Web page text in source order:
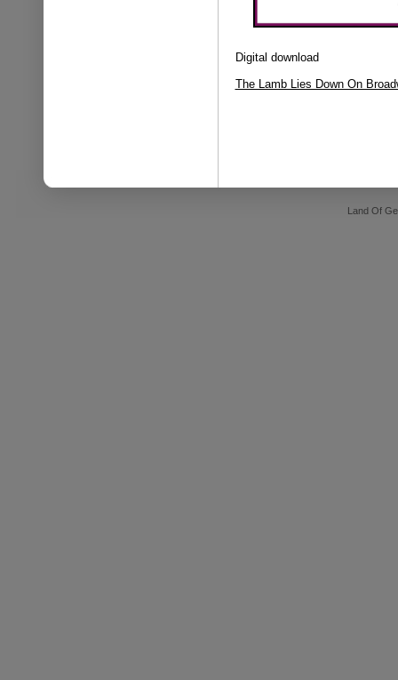
Digital download
The Lamb Lies Down On
Land Of